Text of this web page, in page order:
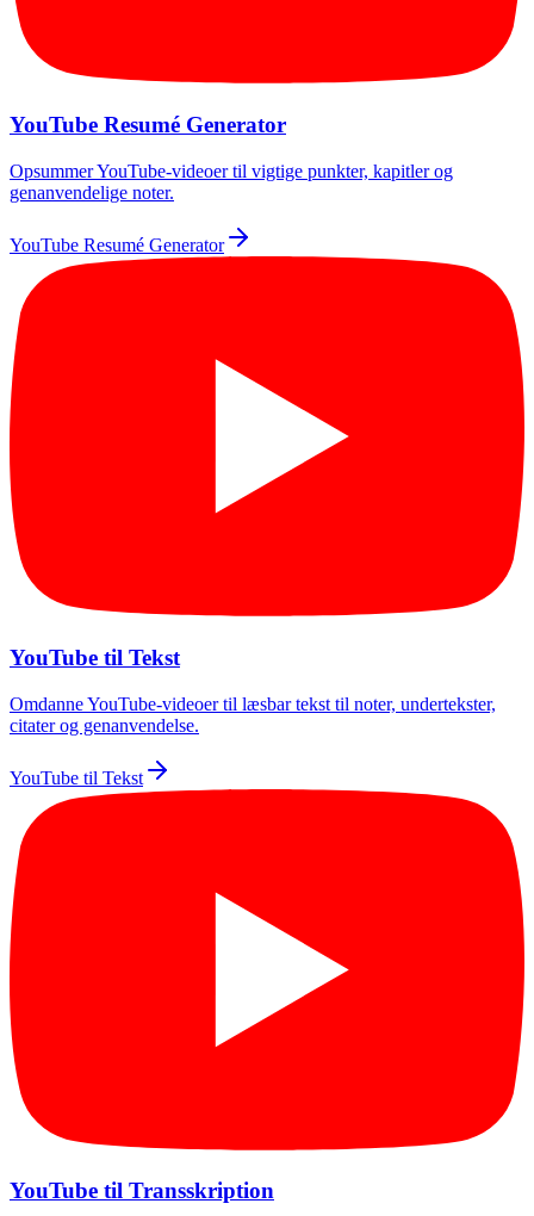
YouTube Resumé Generator
Opsummer YouTube-videoer til vigtige punkter, kapitler og
genanvendelige noter.
YouTube Resumé Generator
YouTube til Tekst
Omdanne YouTube-videoer til læsbar tekst til noter, undertekster,
citater og genanvendelse.
YouTube til Tekst
YouTube til Transskription